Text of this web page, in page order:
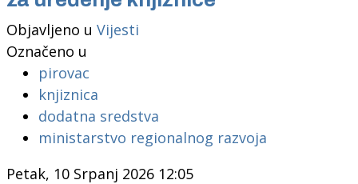
Objavljeno u Vijesti
Označeno u
pirovac
knjiznica
dodatna sredstva
ministarstvo regionalnog razvoja
Petak, 10 Srpanj 2026 12:05